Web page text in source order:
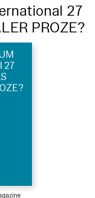
27
PROZE?
27